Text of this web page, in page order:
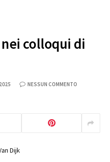
colloqui di
NESSUN COMMENTO